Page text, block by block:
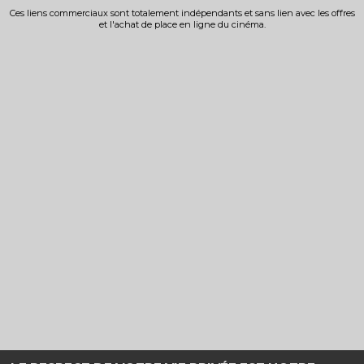
Ces liens commerciaux sont totalement indépendants et sans lien avec les offres
et l'achat de place en ligne du cinéma.